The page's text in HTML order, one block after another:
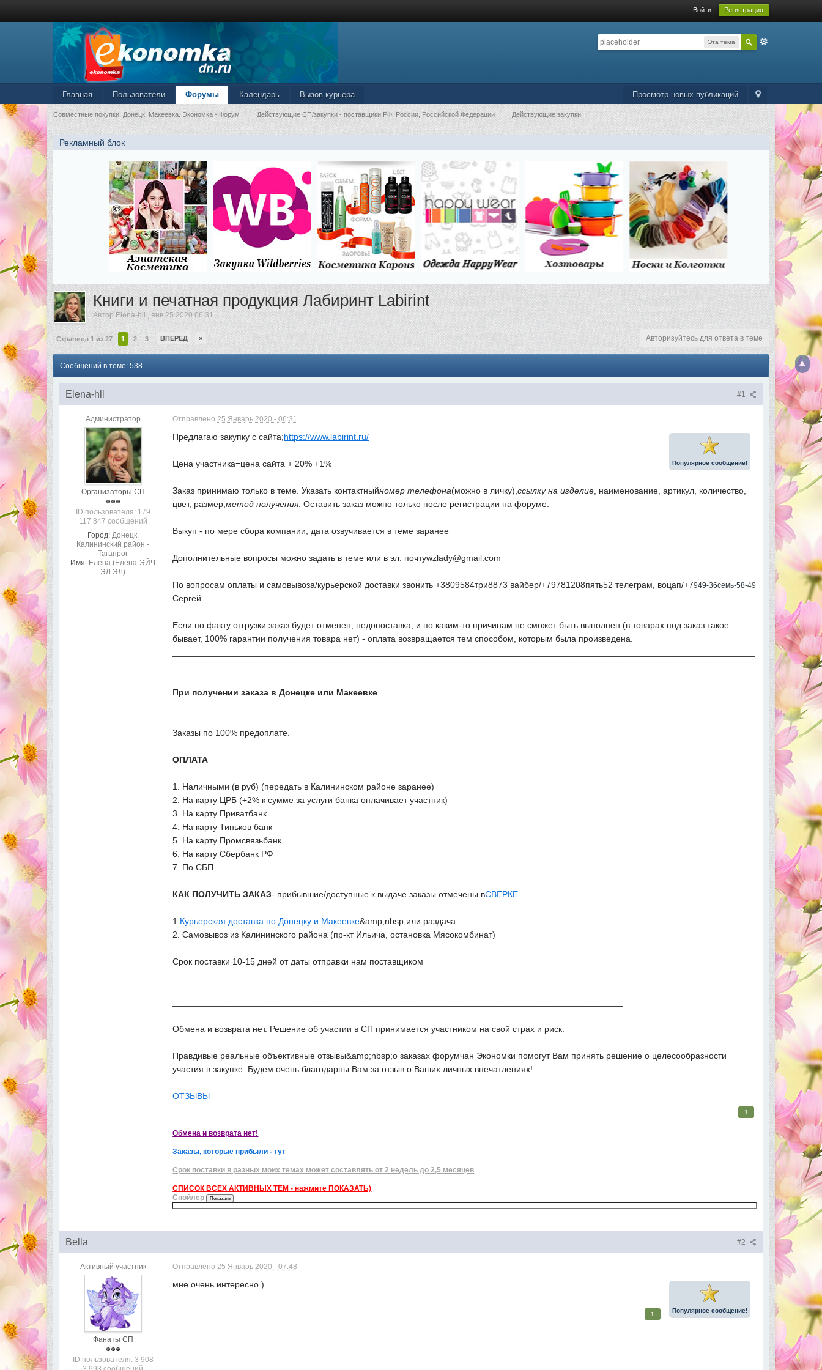
Войти Регистрация
Эта тема
Главная Вызов курьера Просмотр новых публикаций
Пользователи Форумы Календарь
Совместные покупки. Донецк, Макеевка. Экономка - Форум → Действующие СП/закупки - поставщики РФ, России, Российской Федерации → Действующие закупки
Рекламный блок
Книги и печатная продукция Лабиринт Labirint
АвторElena-hll ,янв 25 2020 06:31
Страница 1 из 27 1 2 3 ВПЕРЕД » Авторизуйтесь для ответа в теме
Сообщений в теме: 538
#1
Elena-hll
Администратор
Организаторы СП
ID пользователя: 179
117 847 сообщений
Город: Донецк,
Калининский район -
Таганрог
Имя: Елена (Елена-ЭЙЧ
ЭЛ ЭЛ)
Отправлено25 Январь 2020 - 06:31
Популярное сообщение!
Предлагаю закупку с сайта;https://www.labirint.ru/
Цена участника=цена сайта + 20% +1%
Заказ принимаю только в теме. Указать контактныйномер телефона(можно в личку),ссылку на изделие , наименование, артикул, количество,
цвет, размер,метод получения . Оставить заказ можно только после регистрации на форуме.
Выкуп - по мере сбора компании, дата озвучивается в теме заранее
Дополнительные вопросы можно задать в теме или в эл. почтуwzlady@gmail.com
По вопросам оплаты и самовывоза/курьерской доставки звонить +3809584три8873 вайбер/+79781208пять52 телеграм, воцап/+7949-36семь-58-49
Сергей
Если по факту отгрузки заказ будет отменен, недопоставка, и по каким-то причинам не сможет быть выполнен (в товарах под заказ такое
бывает, 100% гарантии получения товара нет) - оплата возвращается тем способом, которым была произведена.
При получении заказа в Донецке или Макеевке
Заказы по 100% предоплате.
ОПЛАТА
1. Наличными (в руб) (передать в Калининском районе заранее)
2. На карту ЦРБ (+2% к сумме за услуги банка оплачивает участник)
3. На карту Приватбанк
4. На карту Тиньков банк
5. На карту Промсвязьбанк
6. На карту Сбербанк РФ
7. По СБП
КАК ПОЛУЧИТЬ ЗАКАЗ- прибывшие/доступные к выдаче заказы отмечены вСВЕРКЕ
1. Курьерская доставка по Донецку и Макеевке&amp;nbsp;или раздача
2. Самовывоз из Калининского района (пр-кт Ильича, остановка Мясокомбинат)
Срок поставки 10-15 дней от даты отправки нам поставщиком
Обмена и возврата нет. Решение об участии в СП принимается участником на свой страх и риск.
Правдивые реальные объективные отзывы&amp;nbsp;о заказах форумчан Экономки помогут Вам принять решение о целесообразности
участия в закупке. Будем очень благодарны Вам за отзыв о Ваших личных впечатлениях!
ОТЗЫВЫ
1
Обмена и возврата нет!
Заказы, которые прибыли - тут
Срок поставки в разных моих темах может составлять от 2 недель до 2,5 месяцев
СПИСОК ВСЕХ АКТИВНЫХ ТЕМ - нажмите ПОКАЗАТЬ)
Спойлер
#2
Bella
Активный участник
Фанаты СП
ID пользователя: 3 908
Отправлено25 Январь 2020 - 07:48
Популярное сообщение!
мне очень интересно )
1